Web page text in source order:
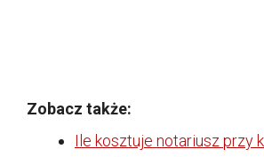
Zobacz także:
Ile kosztuje notariusz przy